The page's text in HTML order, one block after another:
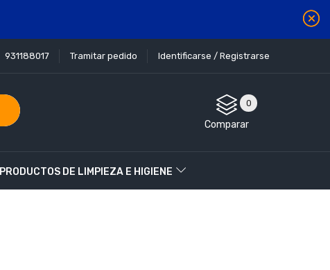
Identificarse / Registrarse
Tramitar pedido
931188017
0
Comparar
PRODUCTOS DE LIMPIEZA E HIGIENE